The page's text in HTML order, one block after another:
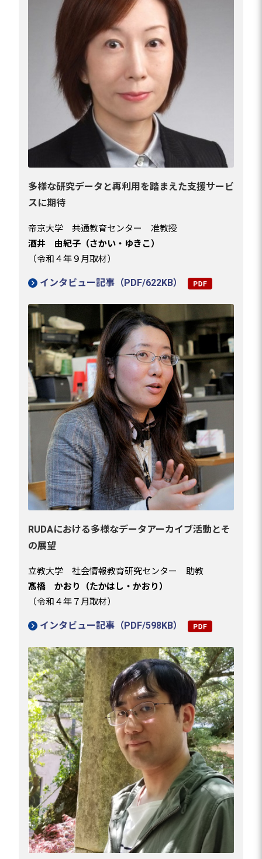
多様な研究データと再利用を踏まえた支援サービ
スに期待
帝京大学 共通教育センター 准教授
酒井 由紀子（さかい・ゆきこ）
（令和４年９月取材）
インタビュー記事（PDF/622KB）
RUDAにおける多様なデータアーカイブ活動とそ
の展望
立教大学 社会情報教育研究センター 助教
髙橋 かおり（たかはし・かおり）
（令和４年７月取材）
インタビュー記事（PDF/598KB）